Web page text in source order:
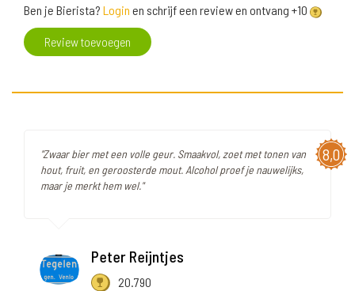
Ben je Bierista? Login en schrijf een review en ontvang +10
Review toevoegen
8,0
"Zwaar bier met een volle geur. Smaakvol, zoet met tonen van
hout, fruit, en geroosterde mout. Alcohol proef je nauwelijks,
maar je merkt hem wel."
Peter Reijntjes
20.790